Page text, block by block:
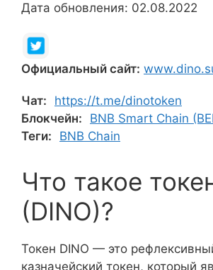
Дата обновления: 02.08.2022
Официальный сайт:
Чат:
https://t.me/dinotoken
Блокчейн:
BNB Smart Chain
Теги:
BNB Chain
Что такое
(DINO)?
Токен DINO — это
казначейский токен, который